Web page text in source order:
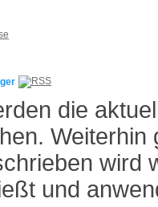
die
Weiterhin
wird
und